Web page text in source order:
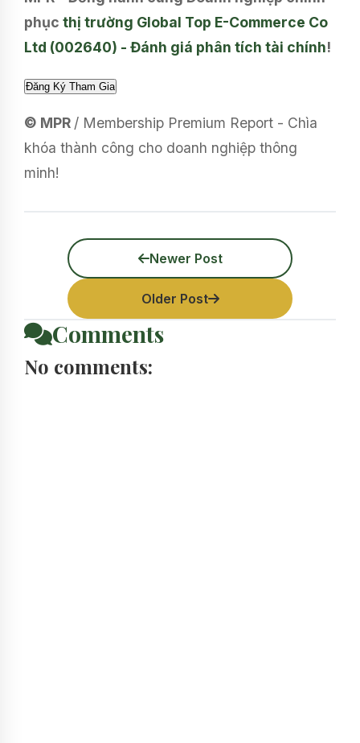
phục thị trường Global Top E-Commerce Co
Ltd (002640) - Đánh giá phân tích tài chính!
© MPR / Membership Premium Report - Chìa
khóa thành công cho doanh nghiệp thông
minh!
Newer Post
Older Post
Comments
No comments: